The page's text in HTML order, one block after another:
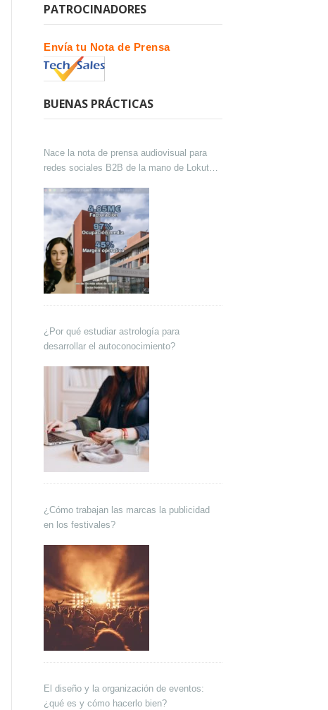
PATROCINADORES
Envía tu Nota de Prensa
BUENAS PRÁCTICAS
Nace la nota de prensa audiovisual para
redes sociales B2B de la mano de Lokutor
¿Por qué estudiar astrología para
desarrollar el autoconocimiento?
¿Cómo trabajan las marcas la publicidad
en los festivales?
El diseño y la organización de eventos:
¿qué es y cómo hacerlo bien?